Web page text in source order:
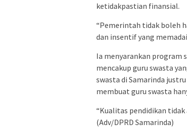
ketidakpastian finansial.
“Pemerintah tidak boleh
dan insentif yang
Ia menyarankan
mencakup guru swasta
swasta di Samarinda
membuat guru swasta
“Kualitas pendidikan tidak
(Adv/DPRD Samarinda)